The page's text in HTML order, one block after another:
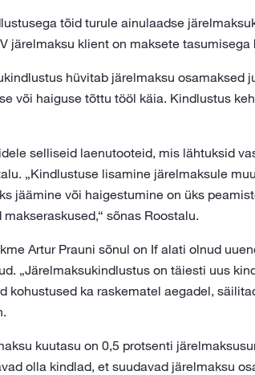
tõid turule ainulaadse
järelmaksu klient on maksete tasumisega
hüvitab järelmaksu osamaksed
või haiguse tõttu tööl käia. Kindlustus
selliseid laenutooteid, mis lähtuksid
„Kindlustuse lisamine järelmaksule
jäämine või haigestumine on üks
sõnas Roostalu.
Artur Prauni sõnul on If alati olnud
„Järelmaksukindlustus on täiesti uus
kohustused ka raskematel aegadel,
kuutasu on 0,5 protsenti
olla kindlad, et suudavad järelmaksu